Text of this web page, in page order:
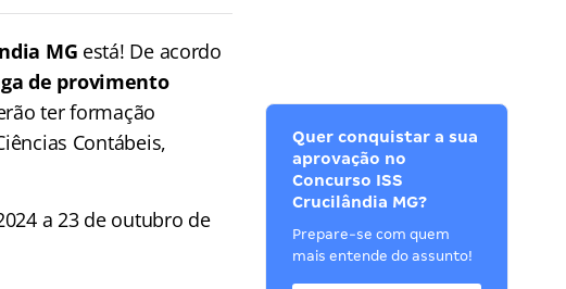
MG está! De acordo
de provimento
ter formação
Contábeis,
a 23 de outubro de
Quer conquistar a sua
aprovação no
Concurso ISS
Crucilândia MG?
Prepare-se com quem
mais entende do assunto!